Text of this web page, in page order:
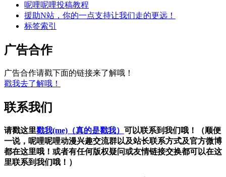
呢哩呢哩投稿教程
援助N站，你的一点支持让我们走的更远！
标签索引
广告合作
广告合作请戳下面的链接来了解哦！
戳我去了解哦！
联系我们
请戳这里戳我(me)（真的是戳我） 可以联系到我们哦！（顺便
一说，呢哩呢哩动漫兴趣交流群以及站长联系方式及官方微博
都在这里哦！或者有任何版权疑问或友情链接交换都可以在这
里联系到我们哦！）